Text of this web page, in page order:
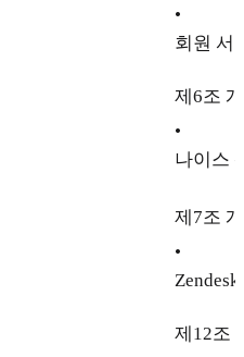
•
회원 서
제6조
•
나이스
제7조
•
Zendesk
제12조